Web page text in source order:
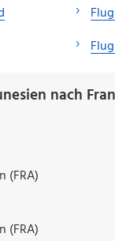
nach
(FRA)
(FRA)